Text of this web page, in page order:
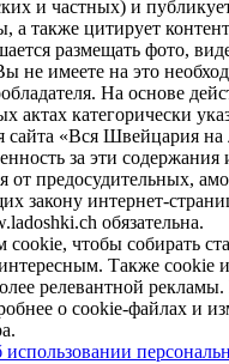
и частных) и
а также цитирует
размещать фото,
не имеете на это
На основе
актах категорически
сайта «Вся Швейцария
за эти
от предосудительных,
закону интернет-
обязательна.
чтобы собирать
Также cookie
релевантной
о cookie-файлах и